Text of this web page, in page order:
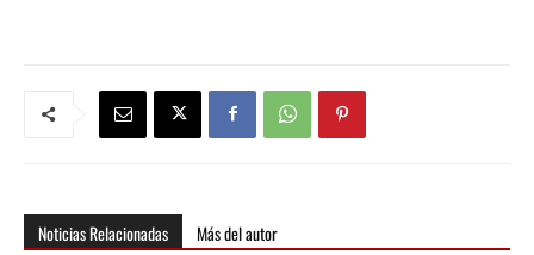
Noticias Relacionadas Más del autor